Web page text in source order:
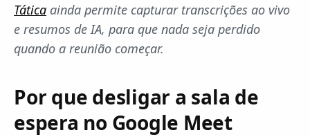
Tática ainda permite capturar transcrições ao vivo
e resumos de IA, para que nada seja perdido
quando a reunião começar.
Por que desligar a sala de
espera no Google Meet